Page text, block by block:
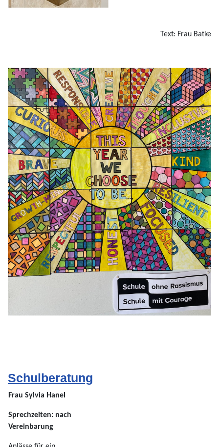
Text: Frau Batke
Schulberatung
Frau Sylvia Hanel
Sprechzeiten: nach
Vereinbarung